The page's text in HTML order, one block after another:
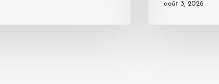
août 3, 2026